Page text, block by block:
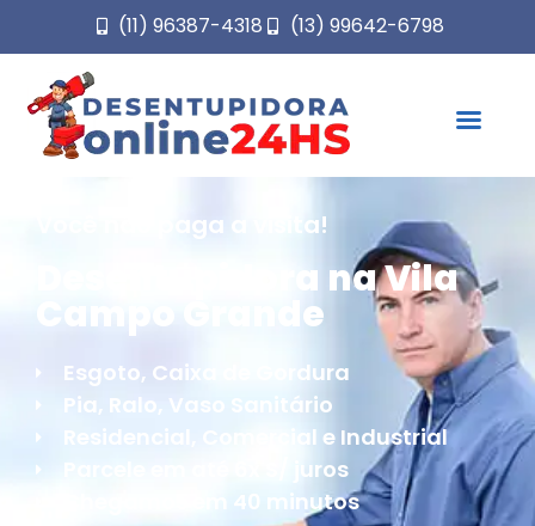
(11) 96387-4318 (13) 99642-6798
Você não paga a visita!
Desentupidora na Vila
Campo Grande
Esgoto, Caixa de Gordura
Pia, Ralo, Vaso Sanitário
Residencial, Comercial e Industrial
Parcele em até 6x S/ juros
Chegamos em 40 minutos